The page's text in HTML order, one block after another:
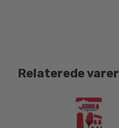
Relaterede varer